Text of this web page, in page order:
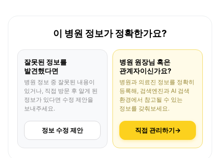
이 병원 정보가 정확한가요?
잘못된 정보를
발견했다면
병원 정보 중 잘못된 내용이
있거나, 직접 방문 후 알게 된
정보가 있다면 수정 제안을
보내주세요.
정보 수정 제안
병원 원장님 혹은
관계자이신가요?
병원과 의료진 정보를 정확히
등록해, 검색엔진과 AI 검색
환경에서 참고될 수 있는
정보를 갖춰보세요.
직접 관리하기→